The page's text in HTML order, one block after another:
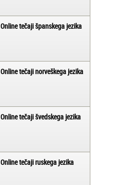
Online tečaji španskega jezika
Online tečaji norveškega jezika
Online tečaji švedskega jezika
Online tečaji ruskega jezika